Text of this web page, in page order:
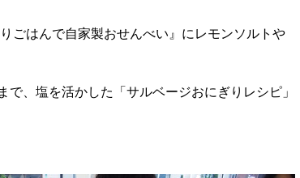
ごはんで自家製おせんべい』にレモンソルトや
で、塩を活かした「サルベージおにぎりレシピ」